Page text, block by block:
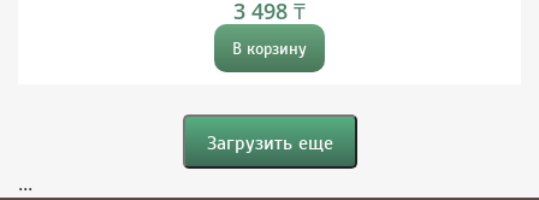
3 498 ₸
В корзину
Загрузить еще
...